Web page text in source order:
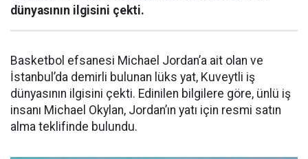
dünyasının ilgisini çekti.
Basketbol efsanesi Michael Jordan’a ait olan ve
İstanbul’da demirli bulunan lüks yat, Kuveytli iş
dünyasının ilgisini çekti. Edinilen bilgilere göre, ünlü iş
insanı Michael Okylan, Jordan’ın yatı için resmi satın
alma teklifinde bulundu.